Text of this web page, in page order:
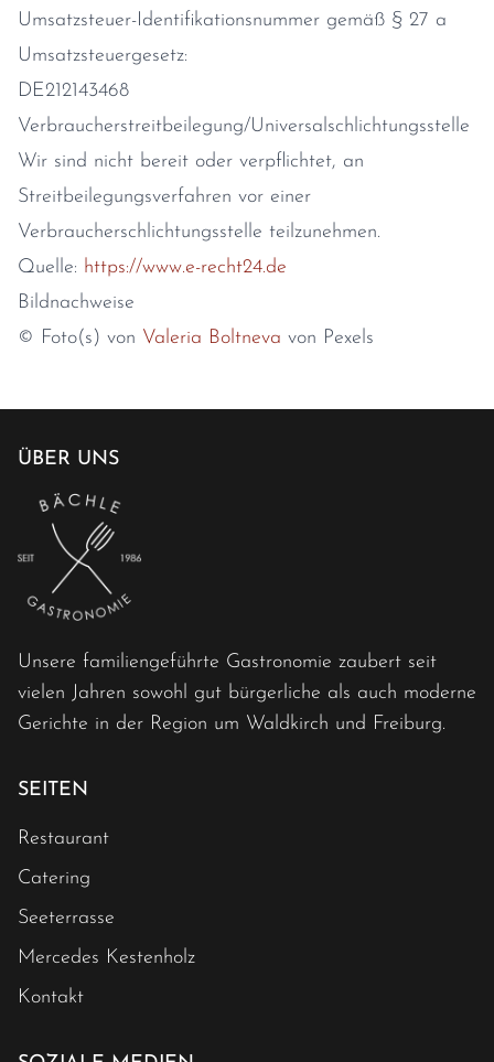
Umsatzsteuer-Identifikationsnummer gemäß § 27 a
Umsatzsteuergesetz:
DE212143468
Verbraucher­streit­beilegung/Universal­schlichtungs­stelle
Wir sind nicht bereit oder verpflichtet, an
Streitbeilegungsverfahren vor einer
Verbraucherschlichtungsstelle teilzunehmen.
Quelle: https://www.e-recht24.de
Bildnachweise
© Foto(s) von Valeria Boltneva von Pexels
ÜBER UNS
Unsere familiengeführte Gastronomie zaubert seit
vielen Jahren sowohl gut bürgerliche als auch moderne
Gerichte in der Region um Waldkirch und Freiburg.
SEITEN
Restaurant
Catering
Seeterrasse
Mercedes Kestenholz
Kontakt